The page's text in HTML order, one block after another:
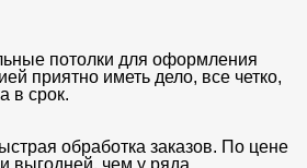
потолки для оформления
приятно иметь дело, все четко,
в срок.
обработка заказов. По цене
выгодней, чем у ряда